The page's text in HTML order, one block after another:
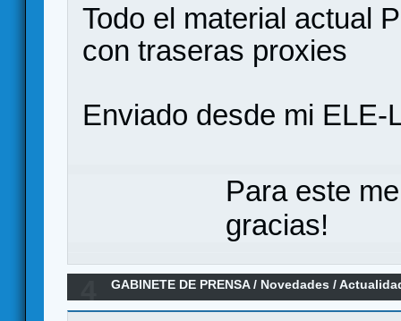
Todo el material actual
con traseras proxies
Enviado desde mi ELE-
Para este
gracias!
GABINETE DE PRENSA/ Novedades /